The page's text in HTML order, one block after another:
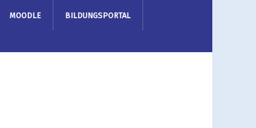
MOODLE BILDUNGSPORTAL